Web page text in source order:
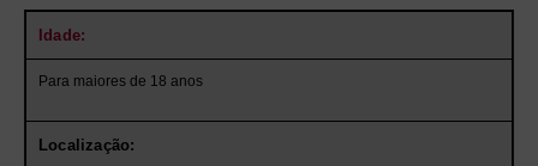
Idade:
Para maiores de 18 anos
Localização: